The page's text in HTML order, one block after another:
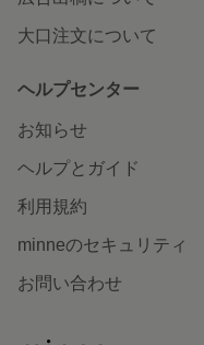
大口注文について
ヘルプセンター
お知らせ
ヘルプとガイド
利用規約
minneのセキュリティ
お問い合わせ